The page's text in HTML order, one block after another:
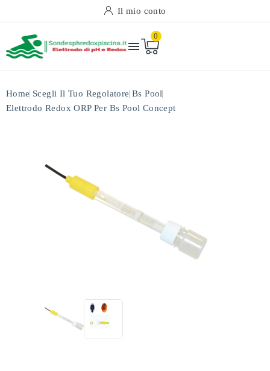
Il mio conto

0
Home Scegli Il Tuo Regolatore Bs Pool
Elettrodo Redox ORP Per Bs Pool Concept